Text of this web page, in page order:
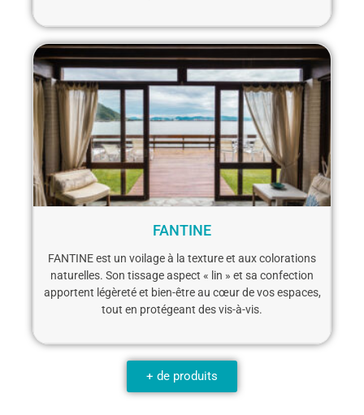
FANTINE
FANTINE est un voilage à la texture et aux colorations
naturelles. Son tissage aspect « lin » et sa confection
apportent légèreté et bien-être au cœur de vos espaces,
tout en protégeant des vis-à-vis.
+ de produits